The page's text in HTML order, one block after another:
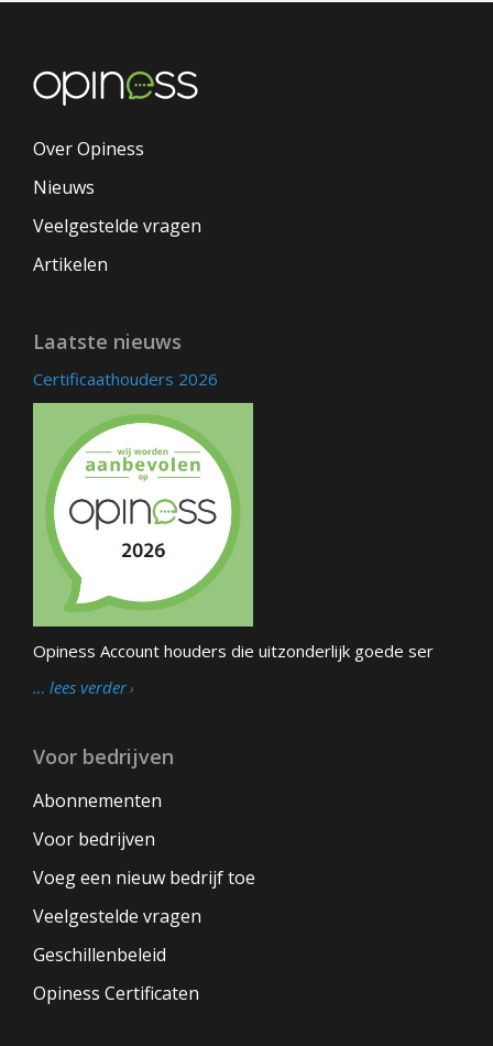
Over Opiness
Nieuws
Veelgestelde vragen
Artikelen
Laatste nieuws
Certificaathouders 2026
Opiness Account houders die uitzonderlijk goede ser
… lees verder
Voor bedrijven
Abonnementen
Voor bedrijven
Voeg een nieuw bedrijf toe
Veelgestelde vragen
Geschillenbeleid
Opiness Certificaten